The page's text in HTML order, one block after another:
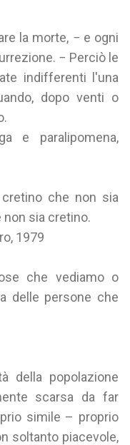
la morte, − e ogni
− Perciò le
indifferenti l'una
dopo venti o
e paralipomena,
che non sia
sia cretino.
1979
che vediamo o
delle persone che
della popolazione
scarsa da far
simile – proprio
soltanto piacevole,